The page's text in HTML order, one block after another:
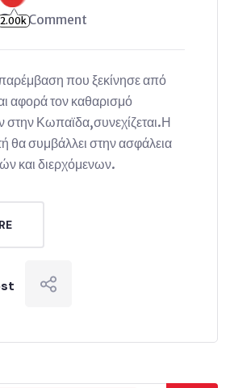
0 Comment
που ξεκίνησε από
αφορά τον καθαρισμό
στην Κωπαϊδα,συνεχίζεται.Η
θα συμβάλλει στην ασφάλεια
και διερχόμενων.
2.00k